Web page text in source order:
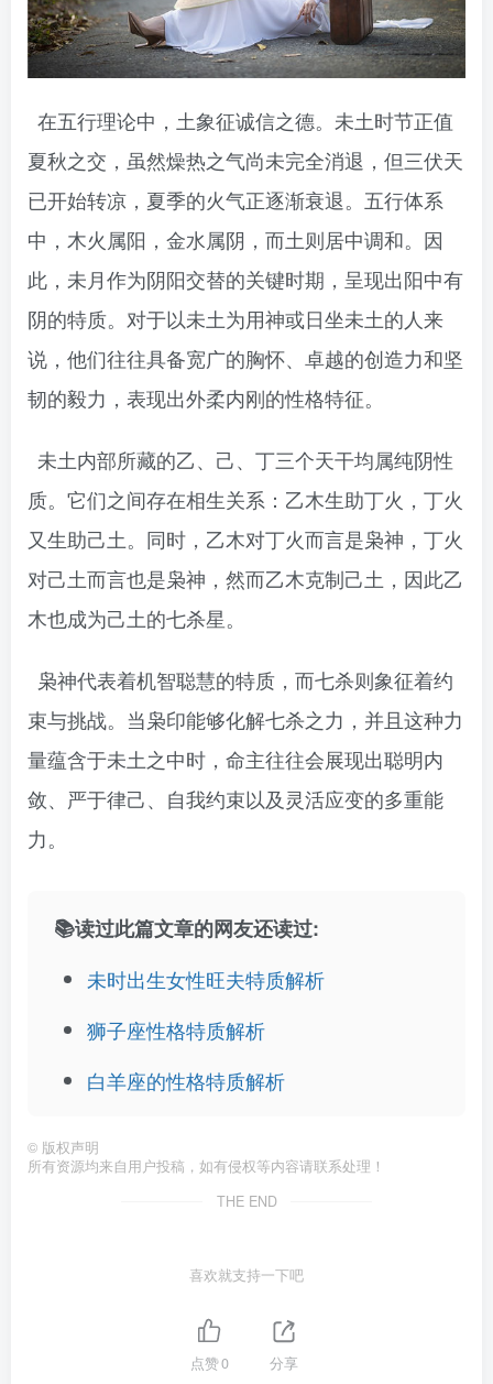
在五行理论中，土象征诚信之德。未土时节正值
夏秋之交，虽然燥热之气尚未完全消退，但三伏天
已开始转凉，夏季的火气正逐渐衰退。五行体系
中，木火属阳，金水属阴，而土则居中调和。因
此，未月作为阴阳交替的关键时期，呈现出阳中有
阴的特质。对于以未土为用神或日坐未土的人来
说，他们往往具备宽广的胸怀、卓越的创造力和坚
韧的毅力，表现出外柔内刚的性格特征。
未土内部所藏的乙、己、丁三个天干均属纯阴性
质。它们之间存在相生关系：乙木生助丁火，丁火
又生助己土。同时，乙木对丁火而言是枭神，丁火
对己土而言也是枭神，然而乙木克制己土，因此乙
木也成为己土的七杀星。
枭神代表着机智聪慧的特质，而七杀则象征着约
束与挑战。当枭印能够化解七杀之力，并且这种力
量蕴含于未土之中时，命主往往会展现出聪明内
敛、严于律己、自我约束以及灵活应变的多重能
力。
📚读过此篇文章的网友还读过:
未时出生女性旺夫特质解析
狮子座性格特质解析
白羊座的性格特质解析
© 版权声明
所有资源均来自用户投稿，如有侵权等内容请联系处理！
THE END
喜欢就支持一下吧
点赞0 分享